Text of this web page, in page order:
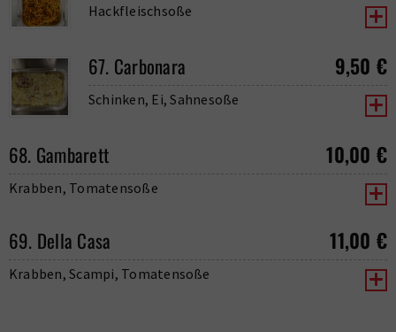
Hackfleischsoße
67. Carbonara 9,50 €
Schinken, Ei, Sahnesoße
68. Gambarett 10,00 €
Krabben, Tomatensoße
69. Della Casa 11,00 €
Krabben, Scampi, Tomatensoße